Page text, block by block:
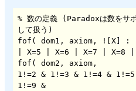
% 数の定義 (Paradoxは数をサ
して扱う)
fof( dom1, axiom, ![X] :
| X=5 | X=6 | X=7 | X=8
fof( dom2, axiom,
1!=2 & 1!=3 & 1!=4 &
1!=9 &